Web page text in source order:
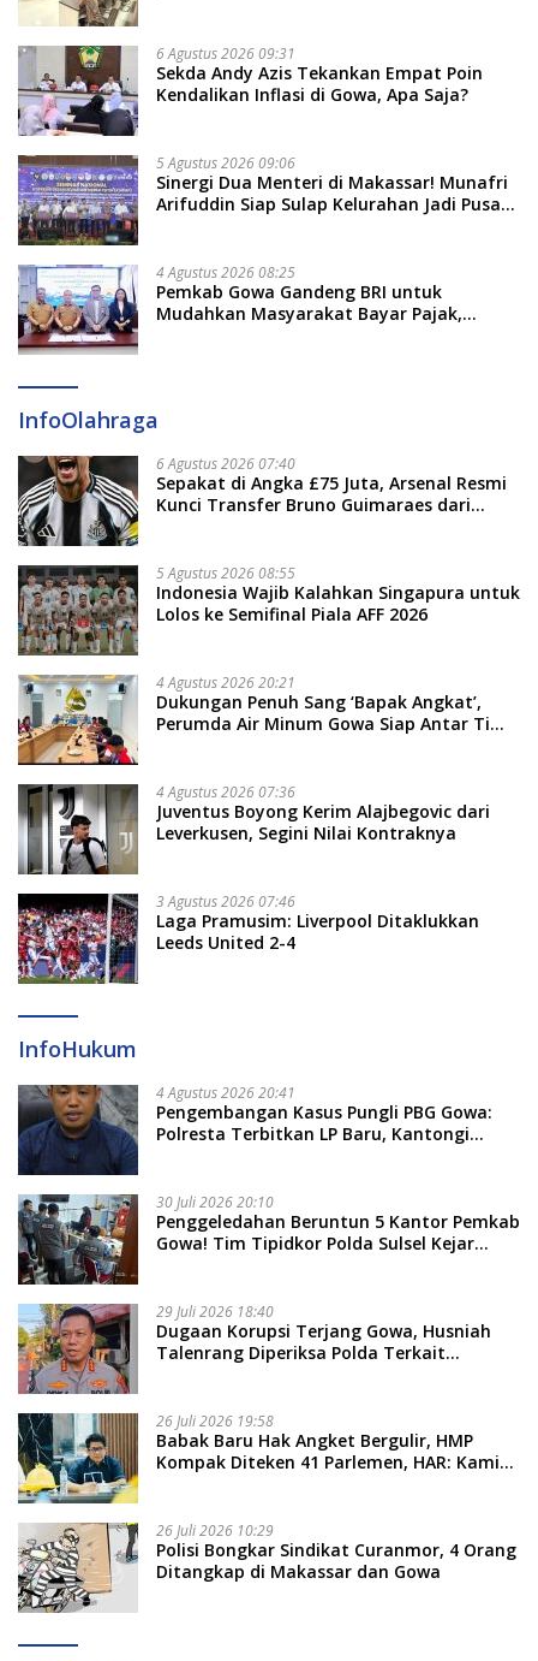
6 Agustus 2026 09:31
Sekda Andy Azis Tekankan Empat Poin
Kendalikan Inflasi di Gowa, Apa Saja?
5 Agustus 2026 09:06
Sinergi Dua Menteri di Makassar! Munafri
Arifuddin Siap Sulap Kelurahan Jadi Pusat
4 Agustus 2026 08:25
Pemkab Gowa Gandeng BRI untuk
Mudahkan Masyarakat Bayar Pajak,
InfoOlahraga
6 Agustus 2026 07:40
Sepakat di Angka £75 Juta, Arsenal Resmi
Kunci Transfer Bruno Guimaraes dari
5 Agustus 2026 08:55
Indonesia Wajib Kalahkan Singapura untuk
Lolos ke Semifinal Piala AFF 2026
4 Agustus 2026 20:21
Dukungan Penuh Sang ‘Bapak Angkat’,
Perumda Air Minum Gowa Siap Antar Tim
4 Agustus 2026 07:36
Juventus Boyong Kerim Alajbegovic dari
Leverkusen, Segini Nilai Kontraknya
3 Agustus 2026 07:46
Laga Pramusim: Liverpool Ditaklukkan
Leeds United 2-4
InfoHukum
4 Agustus 2026 20:41
Pengembangan Kasus Pungli PBG Gowa:
Polresta Terbitkan LP Baru, Kantongi
30 Juli 2026 20:10
Penggeledahan Beruntun 5 Kantor Pemkab
Gowa! Tim Tipidkor Polda Sulsel Kejar
29 Juli 2026 18:40
Dugaan Korupsi Terjang Gowa, Husniah
Talenrang Diperiksa Polda Terkait
26 Juli 2026 19:58
​Babak Baru Hak Angket Bergulir, HMP
Kompak Diteken 41 Parlemen, HAR: Kami
26 Juli 2026 10:29
Polisi Bongkar Sindikat Curanmor, 4 Orang
Ditangkap di Makassar dan Gowa